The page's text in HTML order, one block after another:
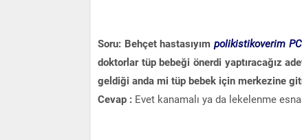
Soru: Behçet hastasıyım polikistikoverim
doktorlar tüp bebeği önerdi yaptıracağız
geldiği anda mi tüp bebek için merkezine
Cevap : Evet kanamalı ya da lekelenme